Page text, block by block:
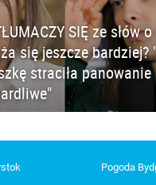
SIĘ ze słów
się jeszcze bardziej?
straciła
Pogoda